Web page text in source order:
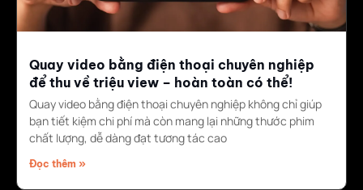
Quay video bằng điện thoại chuyên nghiệp
để thu về triệu view – hoàn toàn có thể!
Quay video bằng điện thoại chuyên nghiệp không chỉ giúp
bạn tiết kiệm chi phí mà còn mang lại những thước phim
chất lượng, dễ dàng đạt tương tác cao
Đọc thêm »